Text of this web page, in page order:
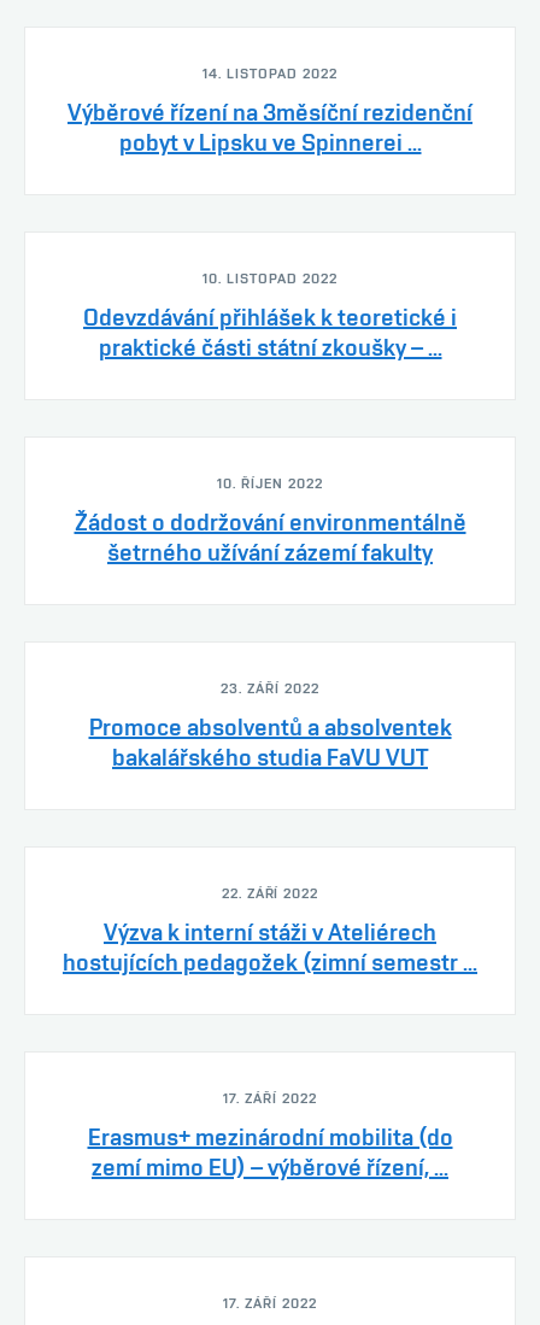
14. LISTOPAD 2022
Výběrové řízení na 3měsíční rezidenční
pobyt v Lipsku ve Spinnerei ...
10. LISTOPAD 2022
Odevzdávání přihlášek k teoretické i
praktické části státní zkoušky – ...
10. ŘÍJEN 2022
Žádost o dodržování environmentálně
šetrného užívání zázemí fakulty
23. ZÁŘÍ 2022
Promoce absolventů a absolventek
bakalářského studia FaVU VUT
22. ZÁŘÍ 2022
Výzva k interní stáži v Ateliérech
hostujících pedagožek (zimní semestr ...
17. ZÁŘÍ 2022
Erasmus+ mezinárodní mobilita (do
zemí mimo EU) – výběrové řízení, ...
17. ZÁŘÍ 2022